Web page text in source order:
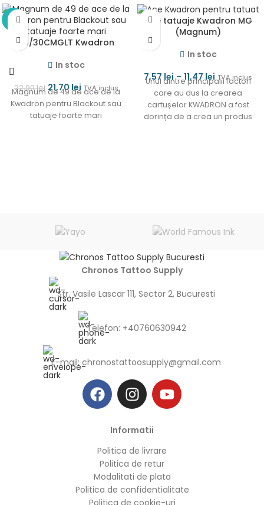
-5%
49/30CMGLT Kwadron
In stoc
22,90lei 21,70 lei TVA inclus
Magnum de 49 de ace de la
Kwadron pentru Blackout sau
tatuaje foarte mari
Ace tatuaje Kwadron MG
(Magnum)
In stoc
7,57 lei – 11,47 lei TVA inclus
Unul dintre principalii factori
care au dus la crearea
cartușelor KWADRON a fost
dorința de a crea un produs
Chronos Tattoo Supply
Str. Vasile Lascar 111, Sector 2, Bucuresti
Telefon: +40760630942
E-mail:chronostattoosupply@gmail.com
Informatii
Politica de livrare
Politica de retur
Modalitati de plata
Politica de confidentialitate